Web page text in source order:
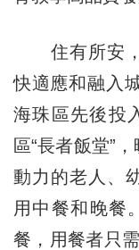
住有所安，
快適應和融入
海珠區先後投
區“長者飯堂”
動力的老人、
用中餐和晚餐
餐，用餐者只